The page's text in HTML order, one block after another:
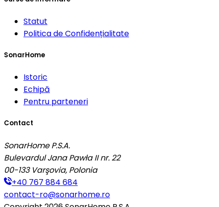
Statut
Politica de Confidențialitate
SonarHome
Istoric
Echipă
Pentru parteneri
Contact
SonarHome P.S.A.
Bulevardul Jana Pawła II nr. 22
00-133 Varşovia, Polonia
+40 767 884 684
contact-ro@sonarhome.ro